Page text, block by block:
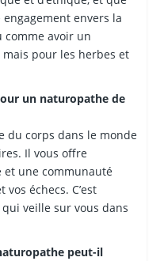
envers la
comme avoir un
mais pour les herbes et
un naturopathe de
du corps dans le monde
Il vous offre
une communauté
échecs. C’est
veille sur vous dans
peut-il